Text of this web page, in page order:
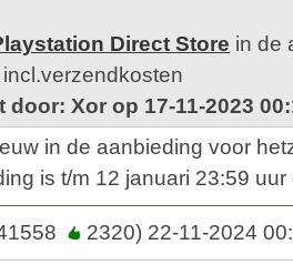
Direct Store in de
door: Xor op 17-11-2023
in de aanbieding voor
is t/m 12 januari 23:59 uur
2320) 22-11-2024